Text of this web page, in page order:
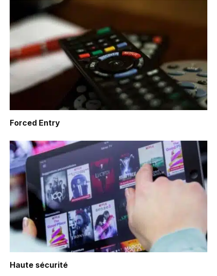
Forced Entry
Haute sécurité